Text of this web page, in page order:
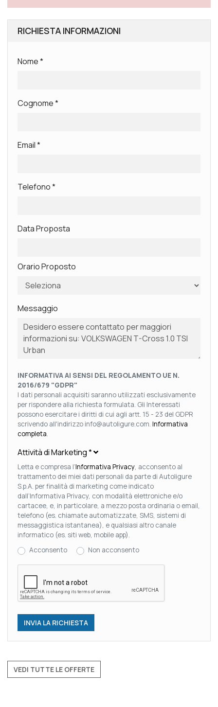
RICHIESTA INFORMAZIONI
Nome*
Cognome*
Email*
Telefono*
Data Proposta
Orario Proposto
Messaggio
INFORMATIVA AI SENSI DEL REGOLAMENTO UE N.
2016/679 "GDPR"
I dati personali acquisiti saranno utilizzati esclusivamente
per rispondere alla richiesta formulata. Gli Interessati
possono esercitare i diritti di cui agli artt. 15 - 23 del GDPR
scrivendo all'indirizzo info@autoligure.com. Informativa
completa.
Attività di Marketing*
Letta e compresa l’Informativa Privacy, acconsento al
trattamento dei miei dati personali da parte di Autoligure
S.p.A. per finalità di marketing come indicato
dall’Informativa Privacy, con modalità elettroniche e/o
cartacee, e, in particolare, a mezzo posta ordinaria o email,
telefono (es. chiamate automatizzate, SMS, sistemi di
messaggistica istantanea), e qualsiasi altro canale
informatico (es. siti web, mobile app).
Acconsento
Non acconsento
VEDI TUTTE LE OFFERTE